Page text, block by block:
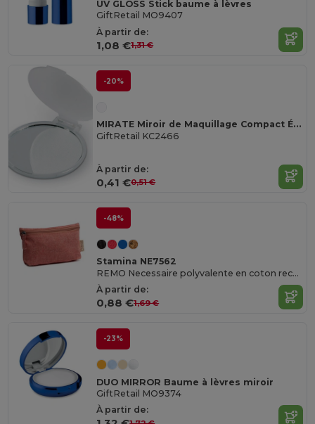
UV GLOSS Stick baume à lèvres
GiftRetail MO9407
À partir de:
1,08 €1,31 €
-20%
MIRATE Miroir de Maquillage Compact Élégant
GiftRetail KC2466
À partir de:
0,41 €0,51 €
-48%
Stamina NE7562
REMO Necessaire polyvalente en coton recyclé avec zip et tirette assortis
À partir de:
0,88 €1,69 €
-23%
DUO MIRROR Baume à lèvres miroir
GiftRetail MO9374
À partir de: